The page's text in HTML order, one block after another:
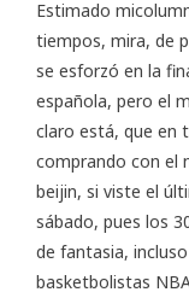
Estimado
tiempos, mira, de
se esforzó en la
española, pero el
claro está, que en
comprando con el
beijin, si viste el
sábado, pues los
de fantasia,
basketbolistas